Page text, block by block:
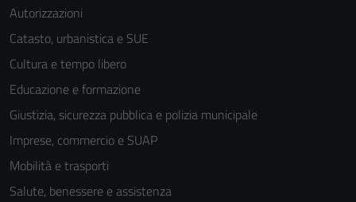
Autorizzazioni
Catasto, urbanistica e SUE
Cultura e tempo libero
Educazione e formazione
Giustizia, sicurezza pubblica e polizia municipale
Imprese, commercio e SUAP
Mobilità e trasporti
Salute, benessere e assistenza